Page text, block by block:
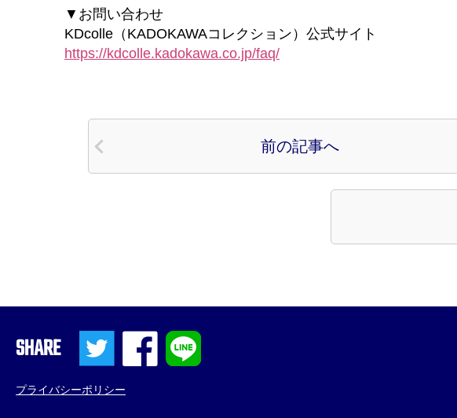
▼お問い合わせ
KDcolle（KADOKAWAコレクション）公式サイト
https://kdcolle.kadokawa.co.jp/faq/
前の記事へ
SHARE
プライバシーポリシー